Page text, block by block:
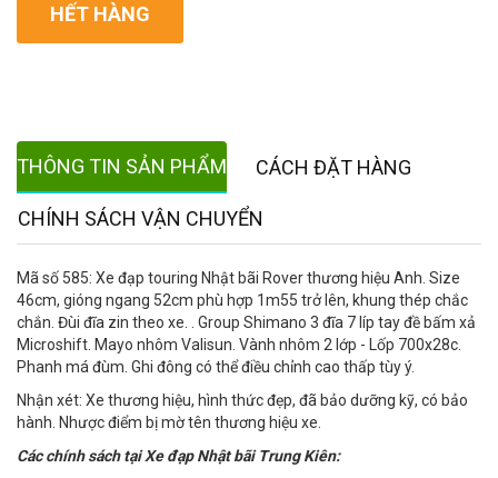
HẾT HÀNG
THÔNG TIN SẢN PHẨM CÁCH ĐẶT HÀNG
CHÍNH SÁCH VẬN CHUYỂN
Mã số 585: Xe đạp touring Nhật bãi Rover thương hiệu Anh. Size
46cm, gióng ngang 52cm phù hợp 1m55 trở lên, khung thép chắc
chắn. Đùi đĩa zin theo xe. . Group Shimano 3 đĩa 7 líp tay đề bấm xả
Microshift. Mayo nhôm Valisun. Vành nhôm 2 lớp - Lốp 700x28c.
Phanh má đùm. Ghi đông có thể điều chỉnh cao thấp tùy ý.
Nhận xét: Xe thương hiệu, hình thức đẹp, đã bảo dưỡng kỹ, có bảo
hành. Nhược điểm bị mờ tên thương hiệu xe.
Các chính sách tại Xe đạp Nhật bãi Trung Kiên: